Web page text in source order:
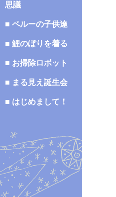
思議
■ ペルーの子供達
■ 鯉のぼりを着る
■ お掃除ロボット
■ まる見え誕生会
■ はじめまして！